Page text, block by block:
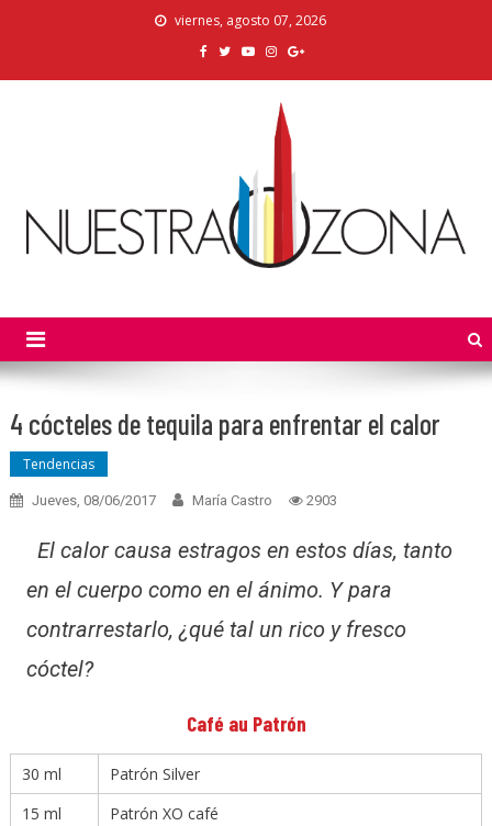
viernes, agosto 07, 2026
4 cócteles de tequila para enfrentar el calor
Tendencias
Jueves, 08/06/2017 María Castro 2903
El calor causa estragos en estos días, tanto
en el cuerpo como en el ánimo. Y para
contrarrestarlo, ¿qué tal un rico y fresco
cóctel?
Café au Patrón
30 ml
Patrón Silver
15 ml
Patrón XO café